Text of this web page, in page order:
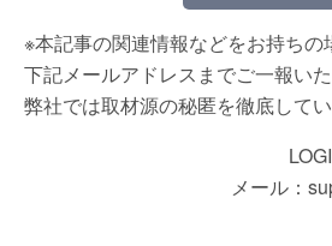
※本記事の関連情報などをお持ち
下記メールアドレスまでご一報い
弊社では取材源の秘匿を徹底してい
メール：